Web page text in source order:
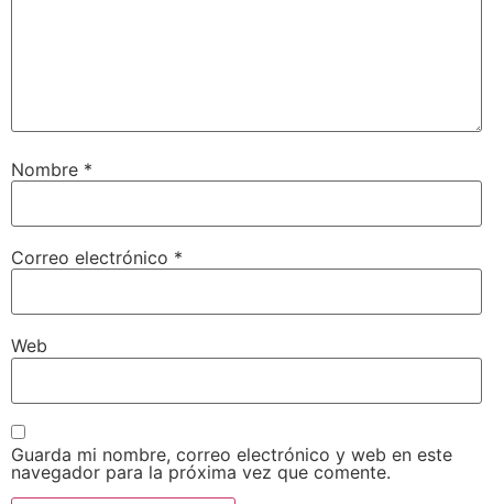
Nombre *
Correo electrónico *
Web
Guarda mi nombre, correo electrónico y web en este
navegador para la próxima vez que comente.